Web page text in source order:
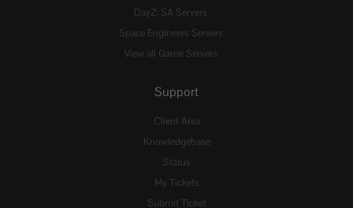
DayZ: SA Servers
Space Engineers Servers
View all Game Servers
Support
Client Area
Knowledgebase
Status
My Tickets
Submit Ticket